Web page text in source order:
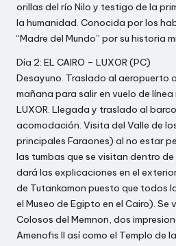
orillas del río Nilo y testigo de la
la humanidad. Conocida por los
“Madre del Mundo” por su historia
Día 2: EL CAIRO – LUXOR (PC)
Desayuno. Traslado al aeropuerto
mañana para salir en vuelo de
LUXOR. Llegada y traslado al
acomodación. Visita del Valle de
principales Faraones) al no estar
las tumbas que se visitan dentro
dará las explicaciones en el
de Tutankamon puesto que todos
el Museo de Egipto en el Cairo). Se
Colosos del Memnon, dos
Amenofis II así como el Templo de